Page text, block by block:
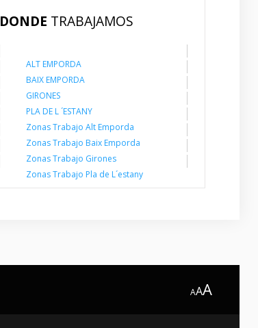
DONDE TRABAJAMOS
ALT EMPORDA
BAIX EMPORDA
GIRONES
PLA DE L ´ESTANY
Zonas Trabajo Alt Emporda
Zonas Trabajo Baix Emporda
Zonas Trabajo Girones
Zonas Trabajo Pla de L´estany
AAA